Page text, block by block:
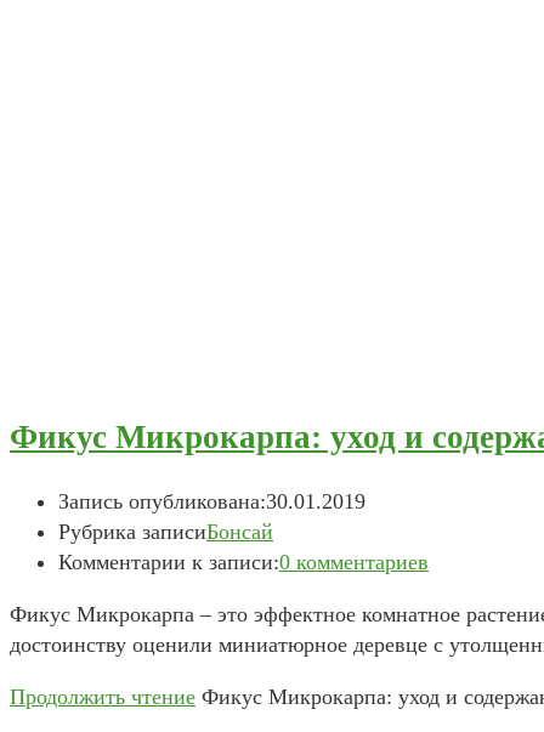
Фикус Микрокарпа: уход и
Запись опубликована:30.01.2019
Рубрика записиБонсай
Комментарии к записи:0 комментариев
Фикус Микрокарпа – это эффектное комнатное
достоинству оценили миниатюрное деревце с
Продолжить чтение Фикус Микрокарпа: уход и